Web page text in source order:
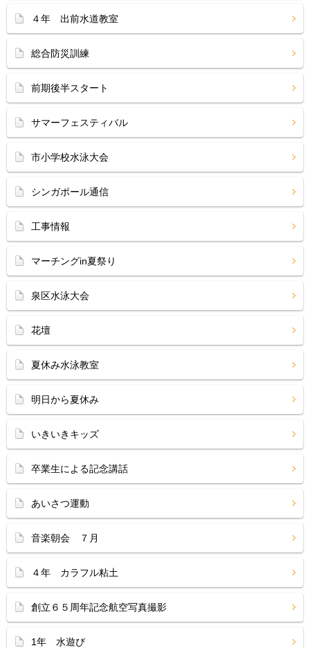
４年 出前水道教室
総合防災訓練
前期後半スタート
サマーフェスティバル
市小学校水泳大会
シンガポール通信
工事情報
マーチングin夏祭り
泉区水泳大会
花壇
夏休み水泳教室
明日から夏休み
いきいきキッズ
卒業生による記念講話
あいさつ運動
音楽朝会 ７月
４年 カラフル粘土
創立６５周年記念航空写真撮影
1年 水遊び